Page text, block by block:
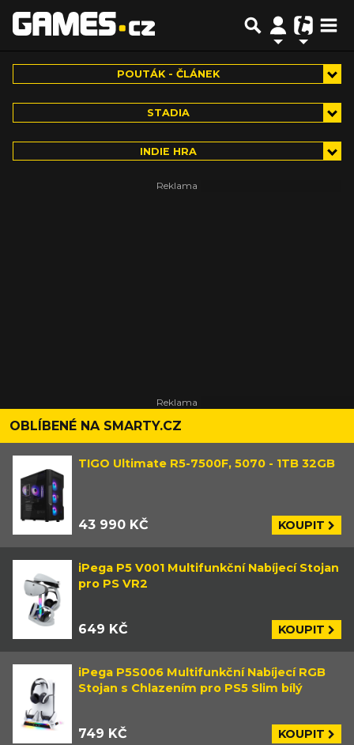
POUTÁK - ČLÁNEK
STADIA
INDIE HRA
OBLÍBENÉ NA SMARTY.CZ
TIGO Ultimate R5-7500F, 5070 - 1TB 32GB
43 990 KČ KOUPIT
iPega P5 V001 Multifunkční Nabíjecí Stojan
pro PS VR2
649 KČ KOUPIT
iPega P5S006 Multifunkční Nabíjecí RGB
Stojan s Chlazením pro PS5 Slim bílý
749 KČ KOUPIT